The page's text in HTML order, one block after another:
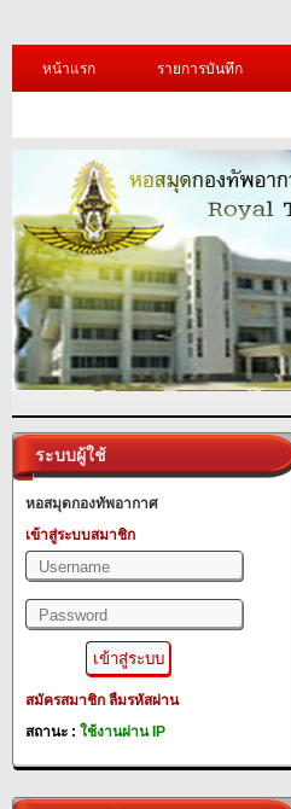
หน้าแรก รายการบันทึก
ระบบผู้ใช้
หอสมุดกองทัพอากาศ
เข้าสู่ระบบสมาชิก
สมัครสมาชิก ลืมรหัสผ่าน
สถานะ : ใช้งานผ่าน IP